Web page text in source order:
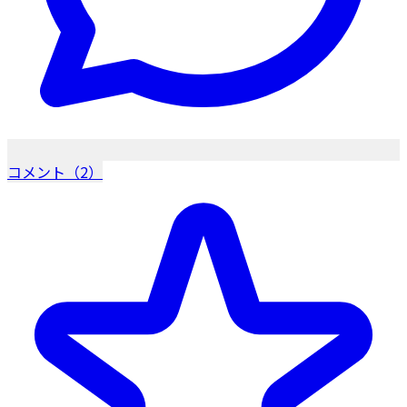
コメント（2）